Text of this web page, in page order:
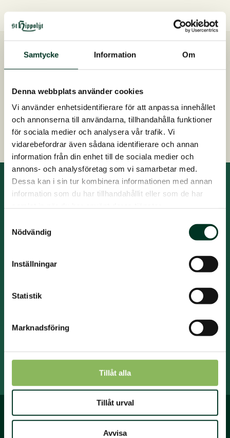
Samtycke Information Om
Denna webbplats använder cookies
Vi använder enhetsidentifierare för att anpassa innehållet
och annonserna till användarna, tillhandahålla funktioner
för sociala medier och analysera vår trafik. Vi
vidarebefordrar även sådana identifierare och annan
information från din enhet till de sociala medier och
annons- och analysföretag som vi samarbetar med.
Dessa kan i sin tur kombinera informationen med annan
information som du har tillhandahållit eller som de har
Nödvändig
Inställningar
Statistik
Marknadsföring
Tillåt alla
Tillåt urval
Avvisa
varianter.
De
olika
alternativen
väljas
på
produktsidan
Snabb leverans
Skickas inom 2-4 dagar
Kostnadsfri foderrådgivning
Snabb, enkel och säker betalning
Prenumerera på nyhetsbrev
och få kunskap och vägledning om hästens utfodring
året runt. Du får också nyheter från St. Hippolyt
Namn
Efternamn
*
post
*
Prenumerera på nyhetsbrevet.